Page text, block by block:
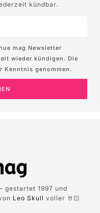
kündbar.
mag Newsletter
wieder kündigen. Die
Kenntnis genommen.
gestartet 1997 und
Leo Skull voller 🤘🏻